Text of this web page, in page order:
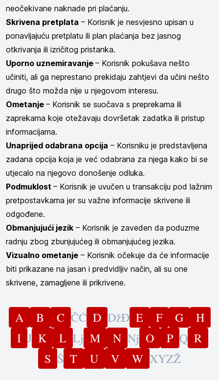
neočekivane naknade pri plaćanju.
Skrivena pretplata – Korisnik je nesvjesno upisan u
ponavljajuću pretplatu ili plan plaćanja bez jasnog
otkrivanja ili izričitog pristanka.
Uporno uznemiravanje – Korisnik pokušava nešto
učiniti, ali ga neprestano prekidaju zahtjevi da učini nešto
drugo što možda nije u njegovom interesu.
Ometanje – Korisnik se suočava s preprekama ili
zaprekama koje otežavaju dovršetak zadatka ili pristup
informacijama.
Unaprijed odabrana opcija – Korisniku je predstavljena
zadana opcija koja je već odabrana za njega kako bi se
utjecalo na njegovo donošenje odluka.
Podmuklost – Korisnik je uvučen u transakciju pod lažnim
pretpostavkama jer su važne informacije skrivene ili
odgođene.
Obmanjujući jezik – Korisnik je zaveden da poduzme
radnju zbog zbunjujućeg ili obmanjujućeg jezika.
Vizualno ometanje – Korisnik očekuje da će informacije
biti prikazane na jasan i predvidljiv način, ali su one
skrivene, zamagljene ili prikrivene.
A B C ČĆ D DžĐ E F G
H
I J K L Lj M N Nj O P Q R
S Š T U V W XYZŽ